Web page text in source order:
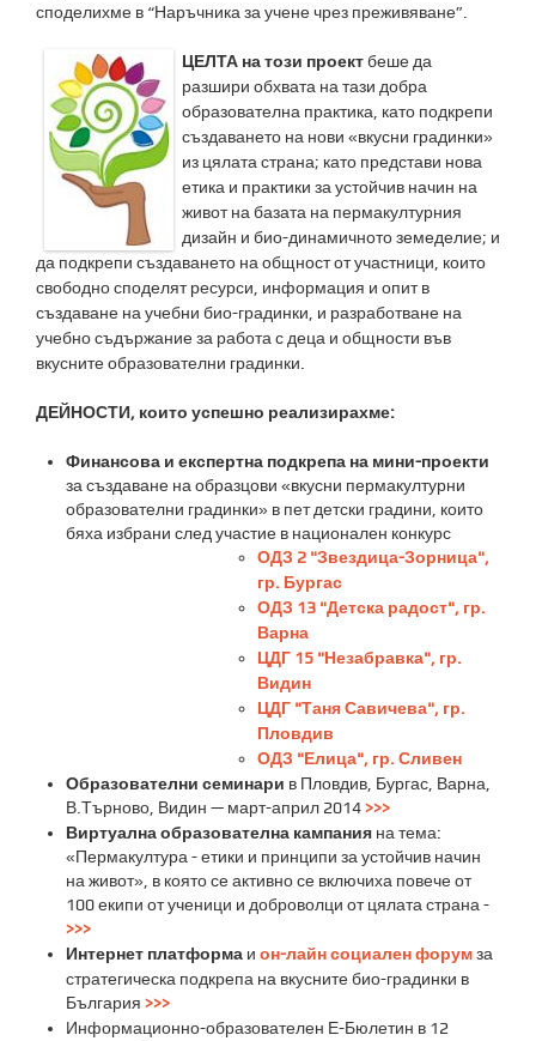
споделихме в “Наръчника за учене чрез преживяване”.
ЦЕЛТА на този проектбеше да
разшири обхвата на тази добра
образователна практика, като подкрепи
създаването на нови «вкусни градинки»
из цялата страна; като представи нова
етика и практики за устойчив начин на
живот на базата на пермакултурния
дизайн и био-динамичното земеделие; и
да подкрепи създаването на общност от участници, които
свободно споделят ресурси, информация и опит в
създаване на учебни био-градинки, и разработване на
учебно съдържание за работа с деца и общности във
вкусните образователни градинки.
ДЕЙНОСТИ, които успешно реализирахме:
Финансова и експертна подкрепа на мини-проекти
за създаване на образцови «вкусни пермакултурни
образователни градинки» в пет детски градини, които
бяха избрани след участие в национален конкурс
ОДЗ 2 "Звездица-Зорница",
гр. Бургас
ОДЗ 13 "Детска радост", гр.
Варна
ЦДГ 15 "Незабравка", гр.
Видин
ЦДГ "Таня Савичева", гр.
Пловдив
ОДЗ "Елица", гр. Сливен
Образователни семинари в Пловдив, Бургас, Варна,
В.Търново, Видин — март-април 2014>>>
Виртуална образователна кампания на тема:
«Пермакултура - етики и принципи за устойчив начин
на живот», в която се активно се включиха повече от
100 екипи от ученици и доброволци от цялата страна -
>>>
Интернет платформа и он-лайн социален форумза
стратегическа подкрепа на вкусните био-градинки в
България >>>
Информационно-образователен Е-Бюлетин в 12